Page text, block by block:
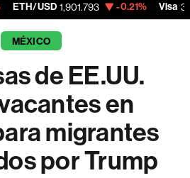
1,901.793 -0.21% Visa 370.47
MÉXICO
de EE.UU.
en
migrantes
por Trump